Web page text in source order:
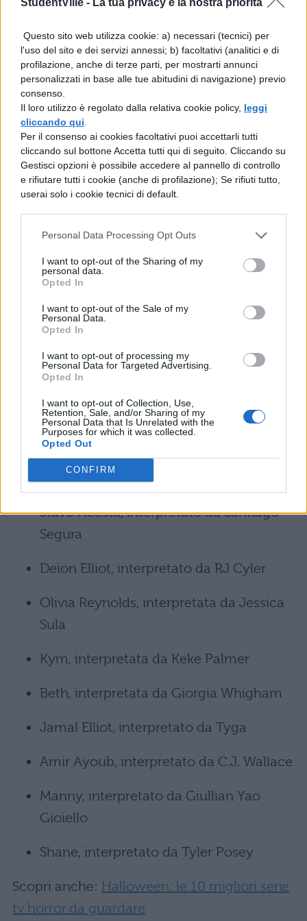
Questo sito web utilizza cookie: a) necessari (tecnici) per
l'uso del sito e dei servizi annessi; b) facoltativi (analitici e di
profilazione, anche di terze parti, per mostrarti annunci
personalizzati in base alle tue abitudini di navigazione) previo
consenso.
Il loro utilizzo è regolato dalla relativa cookie policy, leggi
cliccando qui
Per il consenso ai cookies facoltativi puoi accettarli tutti
cliccando sul bottone Accetta tutti qui di seguito. Cliccando su
Gestisci opzioni è possibile accedere al pannello di controllo
e rifiutare tutti i cookie (anche di profilazione); Se rifiuti tutto,
userai solo i cookie tecnici di default.
Personal Data Processing Opt Outs
I want to opt-out of the Sharing of my
personal data.
Opted In
I want to opt-out of the Sale of my
Personal Data.
Opted In
I want to opt-out of processing my
Personal Data for Targeted Advertising.
Opted In
I want to opt-out of Collection, Use,
Retention, Sale, and/or Sharing of my
Personal Data that Is Unrelated with the
Purposes for which it was collected.
Opted Out
CONFIRM
Emma Duval, interpretata da Willa
Fitzgerald
Audrey Jensei, interpretata da Bex
Taylor Klaus
Noah Foster, interpretato da John Karma
Brooke Maddox, interpretata da Carlson
Young
Serafini
Will Belmont, interpretato da Connor
Weil
Clark Hudson, interpretato da Jason
Wiles
Margaret Duval, interpretata da Tracy
Middendorf
Zoe Vaughn, interpretata da Kiana Ledé
Stavo Acosta, interpretato da Santiago
Segura
Deion Elliot, interpretato da RJ Cyler
Olivia Reynolds, interpretata da Jessica
Sula
Kym, interpretata da Keke Palmer
Beth, interpretata da Giorgia Whigham
Jamal Elliot, interpretato da Tyga
Amir Ayoub, interpretato da C.J. Wallace
Manny, interpretato da Giullian Yao
Gioiello
Shane, interpretato da Tyler Posey
Scopri anche: Halloween: le 10 migliori serie
tv horror da guardare